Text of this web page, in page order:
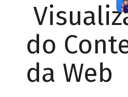
do
da Web